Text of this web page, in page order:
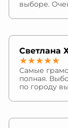
выборе.
Светлана
★★★★★
Самые
полная.
по городу